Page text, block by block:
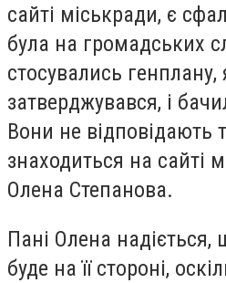
сайті міськради, є
була на громадських
стосувались генплану,
затверджувався, і
Вони не відповідають
знаходиться на сайті
Олена Степанова.
Пані Олена надіється,
буде на її стороні,